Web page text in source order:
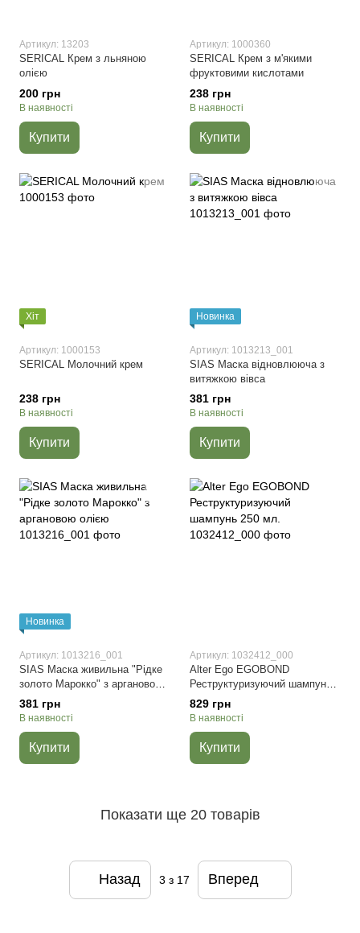
Артикул: 13203
SERICAL Крем з льняною
олією
200 грн
В наявності
Купити
Артикул: 1000360
SERICAL Крем з м'якими
фруктовими кислотами
238 грн
В наявності
Купити
Хіт
Артикул: 1000153
SERICAL Молочний крем
238 грн
В наявності
Купити
Новинка
Артикул: 1013213_001
SIAS Маска відновлююча з
витяжкою вівса
381 грн
В наявності
Купити
Новинка
Артикул: 1013216_001
SIAS Маска живильна "Рідке
золото Марокко" з аргановою
олією
381 грн
В наявності
Купити
Артикул: 1032412_000
Аlter Ego EGOBOND
Реструктуризуючий шампунь
250 мл.
829 грн
В наявності
Купити
Показати ще 20 товарів
Назад 3 з 17 Вперед